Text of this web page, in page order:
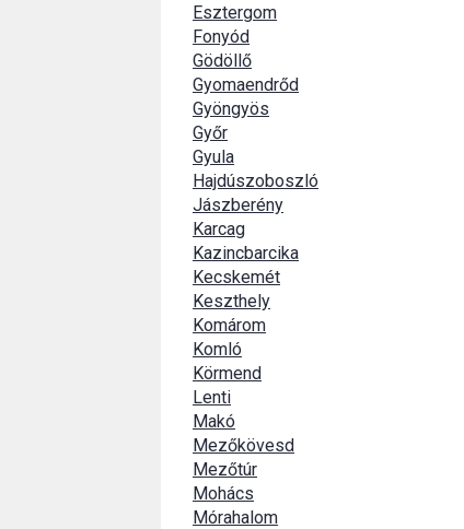
Esztergom
Fonyód
Gödöllő
Gyomaendrőd
Gyöngyös
Győr
Gyula
Hajdúszoboszló
Jászberény
Karcag
Kazincbarcika
Kecskemét
Keszthely
Komárom
Komló
Körmend
Lenti
Makó
Mezőkövesd
Mezőtúr
Mohács
Mórahalom